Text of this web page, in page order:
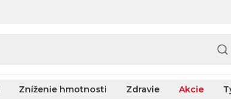
Zníženie hmotnosti Zdravie Akcie